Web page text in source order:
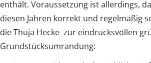
enthält. Voraussetzung ist allerdings,
diesen Jahren korrekt und regelmäßig
die Thuja Hecke zur eindrucksvollen
Grundstücksumrandung: